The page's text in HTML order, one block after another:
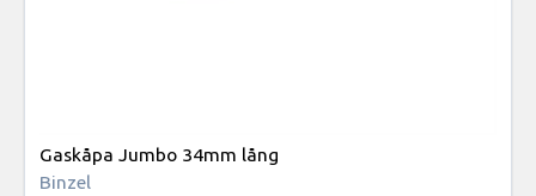
Gaskåpa Jumbo 34mm lång
Binzel